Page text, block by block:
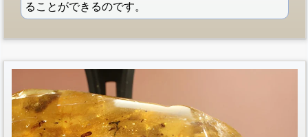
ることができるのです。